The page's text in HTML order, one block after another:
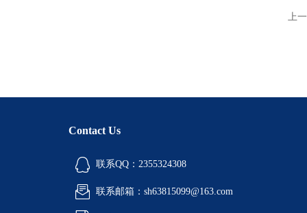
上
Contact Us
联系QQ：2355324308
联系邮箱：sh63815099@163.com